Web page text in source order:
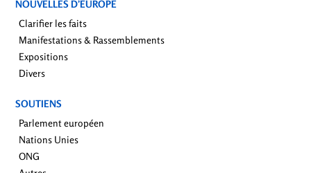
NOUVELLES D’EUROPE
Clarifier les faits
Manifestations & Rassemblements
Expositions
Divers
SOUTIENS
Parlement européen
Nations Unies
ONG